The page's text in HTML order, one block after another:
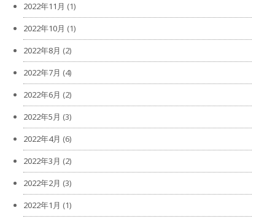
2022年11月 (1)
2022年10月 (1)
2022年8月 (2)
2022年7月 (4)
2022年6月 (2)
2022年5月 (3)
2022年4月 (6)
2022年3月 (2)
2022年2月 (3)
2022年1月 (1)